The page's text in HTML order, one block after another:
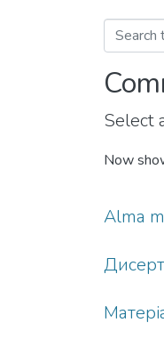
Select
Now
Аlma